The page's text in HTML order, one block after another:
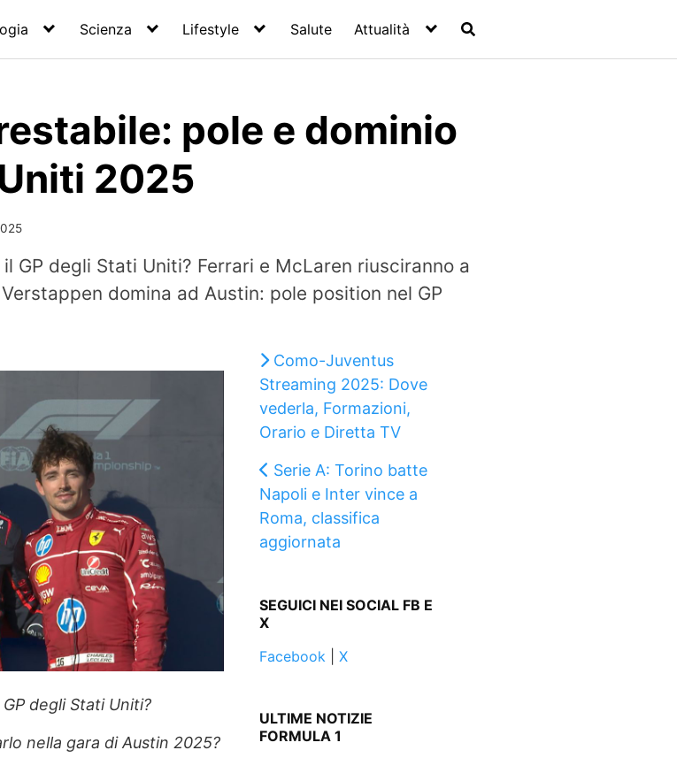
Scienza Lifestyle Salute Attualità
pole e dominio
2025
GP degli Stati Uniti? Ferrari e McLaren riusciranno a
domina ad Austin: pole position nel GP
degli Stati Uniti?
nella gara di Austin 2025?
Como-Juventus
Streaming 2025: Dove
vederla, Formazioni,
Orario e Diretta TV
Serie A: Torino batte
Napoli e Inter vince a
Roma, classifica
aggiornata
SEGUICI NEI SOCIAL FB E
X
Facebook| X
ULTIME NOTIZIE
FORMULA 1